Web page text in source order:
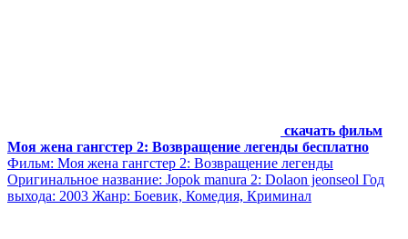
скачать фильм
Моя жена гангстер 2: Возвращение легенды бесплатно
Фильм: Моя жена гангстер 2: Возвращение легенды
Оригинальное название: Jopok manura 2: Dolaon jeonseol Год
выхода: 2003 Жанр: Боевик, Комедия, Криминал